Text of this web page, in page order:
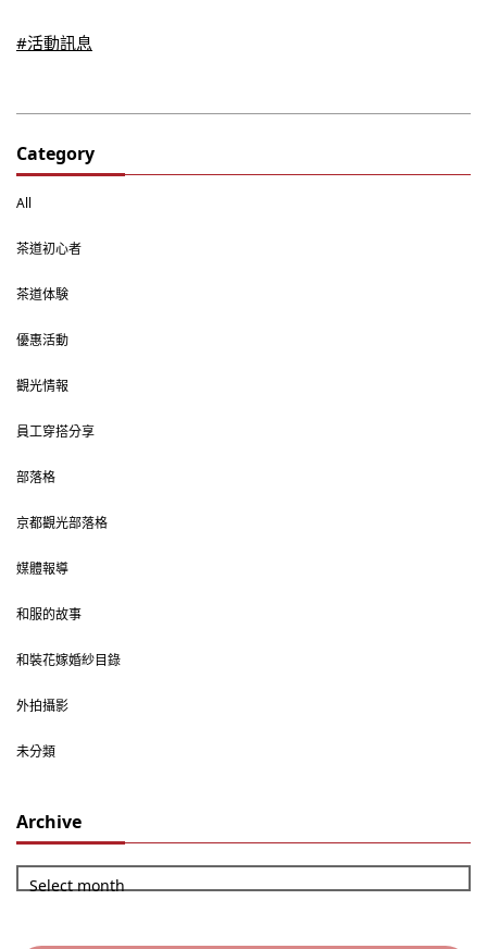
Category
All
茶道初心者
茶道体験
優惠活動
觀光情報
員工穿搭分享
部落格
京都觀光部落格
媒體報導
和服的故事
和裝花嫁婚紗目錄
外拍攝影
未分類
Archive
Select month
#活動訊息